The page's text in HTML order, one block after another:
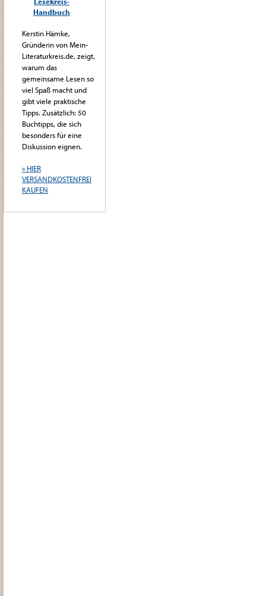
Kerstin Hämke,
Gründerin von Mein-
Literaturkreis.de, zeigt,
warum das
gemeinsame Lesen so
viel Spaß macht und
gibt viele praktische
Tipps. Zusätzlich: 50
Buchtipps, die sich
besonders für eine
Diskussion eignen.
» HIER
VERSANDKOSTENFREI
KAUFEN